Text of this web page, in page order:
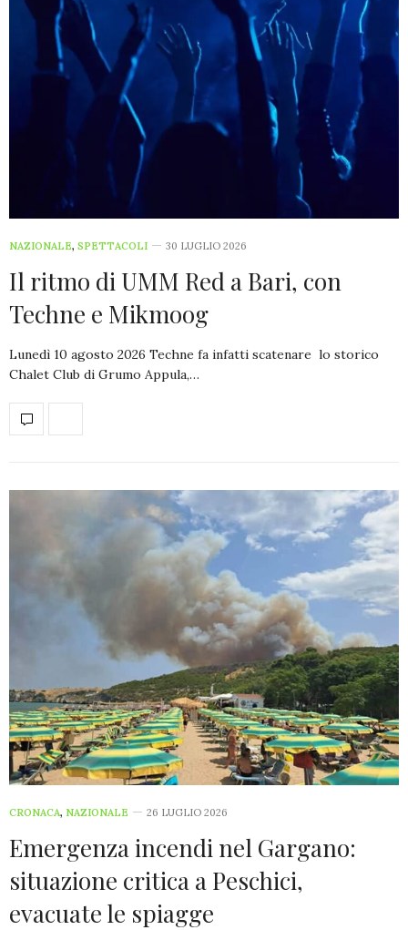
NAZIONALE, SPETTACOLI 30 LUGLIO 2026
Il ritmo di UMM Red a Bari, con
Techne e Mikmoog
Lunedì 10 agosto 2026 Techne fa infatti scatenare lo storico
Chalet Club di Grumo Appula,…
CRONACA, NAZIONALE 26 LUGLIO 2026
Emergenza incendi nel Gargano:
situazione critica a Peschici,
evacuate le spiagge